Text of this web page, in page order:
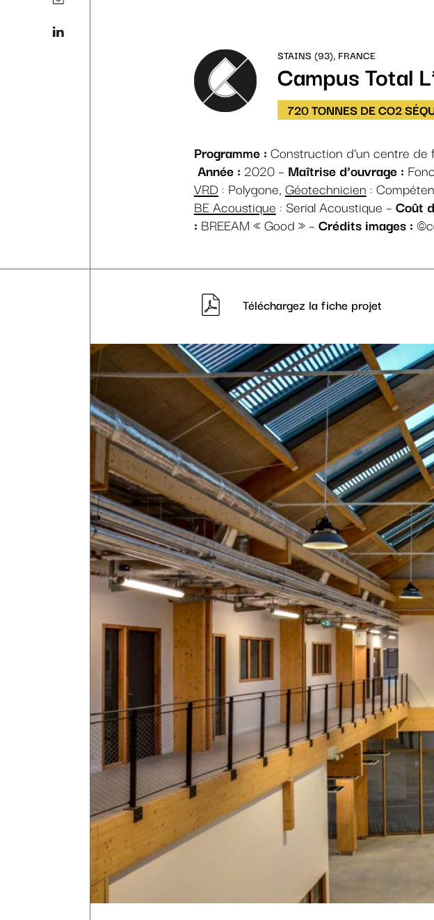
STAINS (93), FRANCE
Campus Total
720 TONNES DE CO2
Programme : Construction d’un centre de
Année : 2020 – Maîtrise d’ouvrage :
VRD : Polygone, Géotechnicien :
BE Acoustique : Serial Acoustique – Coût
: BREEAM « Good » – Crédits images :
Téléchargez la fiche projet